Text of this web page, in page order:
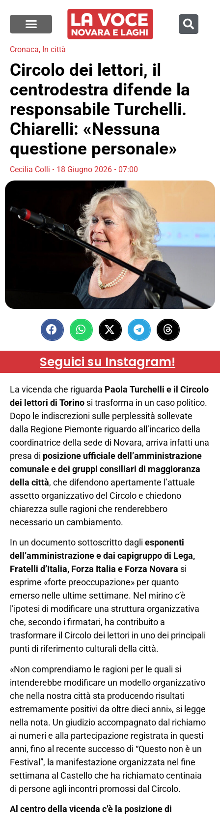
Cronaca, In città
Circolo dei lettori, il
centrodestra difende la
responsabile Turchelli.
Chiarelli: «Nessuna
questione personale»
Cecilia Colli 18 Giugno 2026 07:00
Seguici su Instagram!
La vicenda che riguarda Paola Turchelli e il Circolo
dei lettori di Torino si trasforma in un caso politico.
Dopo le indiscrezioni sulle perplessità sollevate
dalla Regione Piemonte riguardo all’incarico della
coordinatrice della sede di Novara, arriva infatti una
presa di posizione ufficiale dell’amministrazione
comunale e dei gruppi consiliari di maggioranza
della città, che difendono apertamente l’attuale
assetto organizzativo del Circolo e chiedono
chiarezza sulle ragioni che renderebbero
necessario un cambiamento.
In un documento sottoscritto dagli esponenti
dell’amministrazione e dai capigruppo di Lega,
Fratelli d’Italia, Forza Italia e Forza Novara si
esprime «forte preoccupazione» per quanto
emerso nelle ultime settimane. Nel mirino c’è
l’ipotesi di modificare una struttura organizzativa
che, secondo i firmatari, ha contribuito a
trasformare il Circolo dei lettori in uno dei principali
punti di riferimento culturali della città.
«Non comprendiamo le ragioni per le quali si
intenderebbe modificare un modello organizzativo
che nella nostra città sta producendo risultati
estremamente positivi da oltre dieci anni», si legge
nella nota. Un giudizio accompagnato dal richiamo
ai numeri e alla partecipazione registrata in questi
anni, fino al recente successo di “Questo non è un
Festival”, la manifestazione organizzata nel fine
settimana al Castello che ha richiamato centinaia
di persone agli incontri promossi dal Circolo.
Al centro della vicenda c’è la posizione di